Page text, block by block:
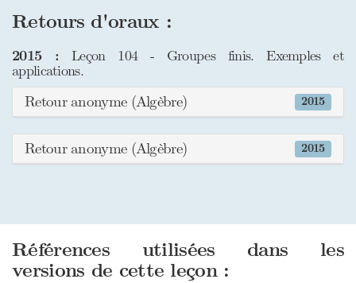
Retours d'oraux :
2015 : Leçon 104 - Groupes finis. Exemples et
applications.
2015
Retour anonyme (Algèbre)
2015
Retour anonyme (Algèbre)
Références utilisées dans les
versions de cette leçon :